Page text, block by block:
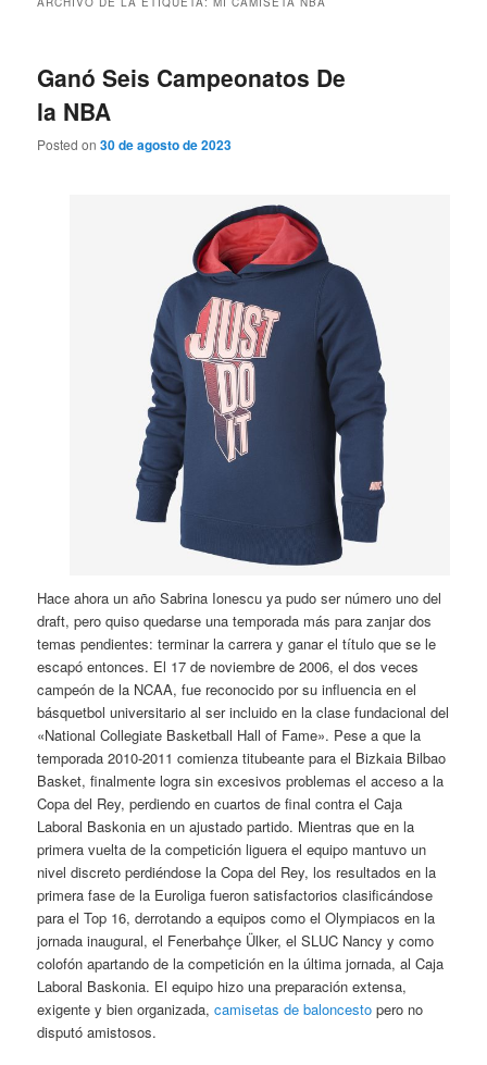
Ganó Seis Campeonatos De
la NBA
Posted on30 de agosto de 2023
Hace ahora un año Sabrina Ionescu ya pudo ser número uno del
draft, pero quiso quedarse una temporada más para zanjar dos
temas pendientes: terminar la carrera y ganar el título que se le
escapó entonces. El 17 de noviembre de 2006, el dos veces
campeón de la NCAA, fue reconocido por su influencia en el
básquetbol universitario al ser incluido en la clase fundacional del
«National Collegiate Basketball Hall of Fame». Pese a que la
temporada 2010-2011 comienza titubeante para el Bizkaia Bilbao
Basket, finalmente logra sin excesivos problemas el acceso a la
Copa del Rey, perdiendo en cuartos de final contra el Caja
Laboral Baskonia en un ajustado partido. Mientras que en la
primera vuelta de la competición liguera el equipo mantuvo un
nivel discreto perdiéndose la Copa del Rey, los resultados en la
primera fase de la Euroliga fueron satisfactorios clasificándose
para el Top 16, derrotando a equipos como el Olympiacos en la
jornada inaugural, el Fenerbahçe Ülker, el SLUC Nancy y como
colofón apartando de la competición en la última jornada, al Caja
Laboral Baskonia. El equipo hizo una preparación extensa,
exigente y bien organizada,camisetas de baloncesto pero no
disputó amistosos.